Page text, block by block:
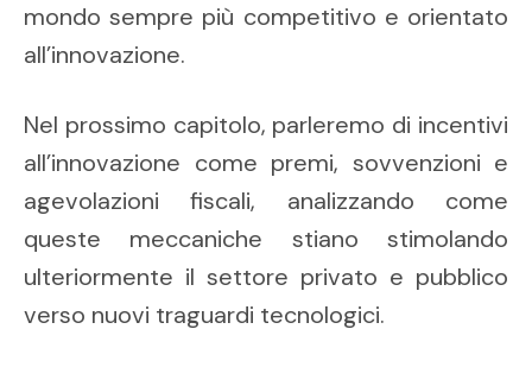
mondo sempre più competitivo e orientato
all’innovazione.
Nel prossimo capitolo, parleremo di incentivi
all’innovazione come premi, sovvenzioni e
agevolazioni fiscali, analizzando come
queste meccaniche stiano stimolando
ulteriormente il settore privato e pubblico
verso nuovi traguardi tecnologici.